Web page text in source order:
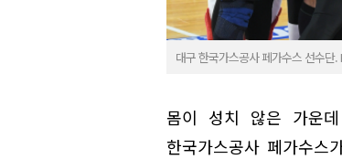
대구 한국가스공사 페가수스 선수단.
몸이 성치 않은 가운
한국가스공사 페가수스